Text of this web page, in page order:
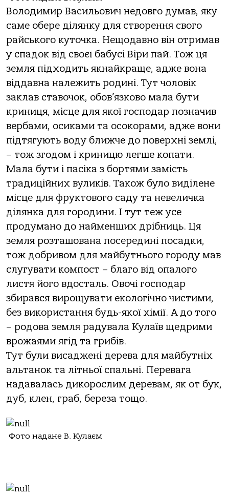
Володимир Васильович недовго думав, яку
саме обере ділянку для створення свого
райського куточка. Нещодавно він отримав
у спадок від своєї бабусі Віри пай. Тож ця
земля підходить якнайкраще, адже вона
віддавна належить родині. Тут чоловік
заклав ставочок, обов’язково мала бути
криниця, місце для якої господар позначив
вербами, осиками та осокорами, адже вони
підтягують воду ближче до поверхні землі,
– тож згодом і криницю легше копати.
Мала бути і пасіка з бортями замість
традиційних вуликів. Також було виділене
місце для фруктового саду та невеличка
ділянка для городини. І тут теж усе
продумано до найменших дрібниць. Ця
земля розташована посередині посадки,
тож добривом для майбутнього городу мав
слугувати компост – благо від опалого
листя його вдосталь. Овочі господар
збирався вирощувати екологічно чистими,
без використання будь-якої хімії. А до того
– родова земля радувала Кулаїв щедрими
врожаями ягід та грибів.
Тут були висаджені дерева для майбутніх
альтанок та літньої спальні. Перевага
надавалась дикорослим деревам, як от бук,
дуб, клен, граб, береза тощо.
Фото надане В. Кулаєм